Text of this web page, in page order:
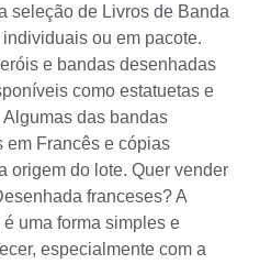
seleção de Livros de Banda
ou em pacote.
e bandas desenhadas
como estatuetas e
das bandas
em Francês e cópias
origem do lote. Quer vender
franceses? A
uma forma simples e
especialmente com a